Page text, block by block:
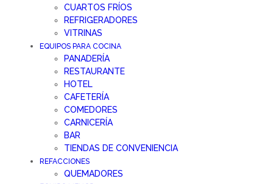
CUARTOS FRÍOS
REFRIGERADORES
VITRINAS
EQUIPOS PARA COCINA
PANADERÍA
RESTAURANTE
HOTEL
CAFETERÍA
COMEDORES
CARNICERÍA
BAR
TIENDAS DE CONVENIENCIA
REFACCIONES
QUEMADORES